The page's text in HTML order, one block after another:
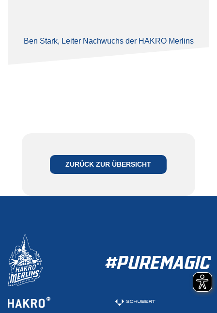
Ben Stark, Leiter Nachwuchs der HAKRO Merlins
ZURÜCK ZUR ÜBERSICHT
#PUREMAGIC